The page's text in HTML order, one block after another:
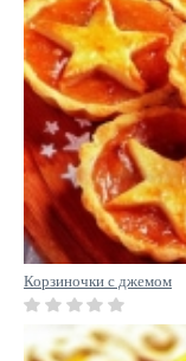
Корзиночки с джемом